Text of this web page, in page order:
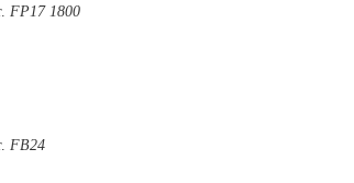
FP17 1800
FB24